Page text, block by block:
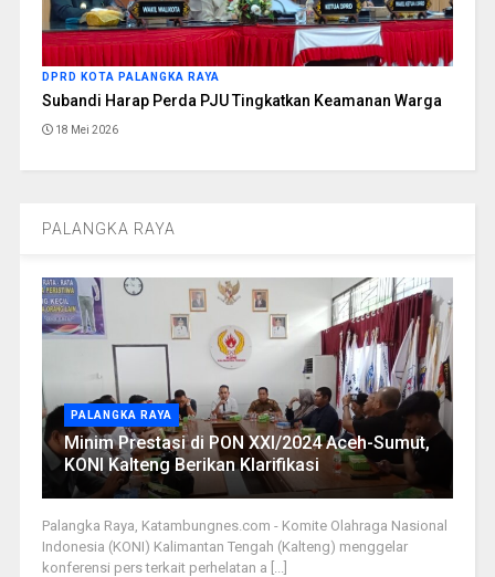
DPRD KOTA PALANGKA RAYA
Subandi Harap Perda PJU Tingkatkan Keamanan Warga
18 Mei 2026
PALANGKA RAYA
PALANGKA RAYA
Minim Prestasi di PON XXI/2024 Aceh-Sumut,
KONI Kalteng Berikan Klarifikasi
Palangka Raya, Katambungnes.com - Komite Olahraga Nasional
Indonesia (KONI) Kalimantan Tengah (Kalteng) menggelar
konferensi pers terkait perhelatan a [...]